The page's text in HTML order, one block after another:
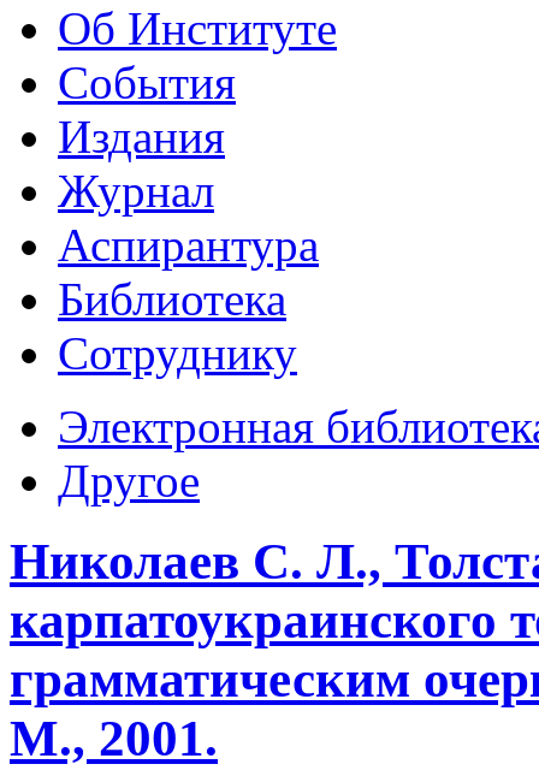
Об Институте
События
Издания
Журнал
Аспирантура
Библиотека
Сотруднику
Электронная
Другое
Николаев С. Л.,
карпатоукраинского
грамматическим
М., 2001.